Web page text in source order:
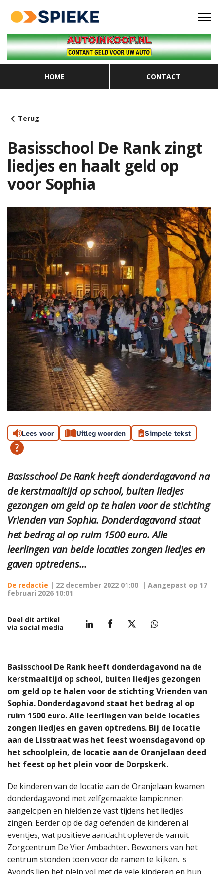
HOME CONTACT
Terug
Basisschool De Rank zingt
liedjes en haalt geld op
voor Sophia
Lees voor Uitleg woorden Simpele tekst
Basisschool De Rank heeft donderdagavond na
de kerstmaaltijd op school, buiten liedjes
gezongen om geld op te halen voor de stichting
Vrienden van Sophia. Donderdagavond staat
het bedrag al op ruim 1500 euro. Alle
leerlingen van beide locaties zongen liedjes en
gaven optredens...
De redactie | 22 december 2022 01:00 | Aangepast op 17
februari 2026 10:01
Deel dit artikel
via social media
Basisschool De Rank heeft donderdagavond na de
kerstmaaltijd op school, buiten liedjes gezongen
om geld op te halen voor de stichting Vrienden van
Sophia. Donderdagavond staat het bedrag al op
ruim 1500 euro. Alle leerlingen van beide locaties
zongen liedjes en gaven optredens. Bij de locatie
aan de Lisstraat was het feest woensdagavond op
het schoolplein, de locatie aan de Oranjelaan deed
het feest op het plein voor de Dorpskerk.
De kinderen van de locatie aan de Oranjelaan kwamen
donderdagavond met zelfgemaakte lampionnen
aangelopen en hielden ze vast tijdens het liedjes
zingen. Eerder op de dag oefenden de kinderen al
eventjes, wat positieve aandacht opleverde vanuit
Zorgcentrum De Vier Ambachten. Bewoners van het
centrum stonden toen voor de ramen te kijken. 's
Avonds liep het plein vol met de vele kinderen en hun